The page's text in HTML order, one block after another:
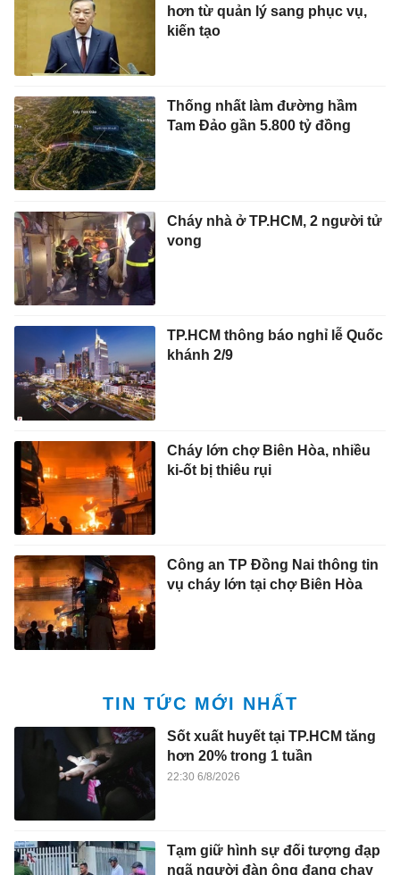
hơn từ quản lý sang phục vụ,
kiến tạo
Thống nhất làm đường hầm
Tam Đảo gần 5.800 tỷ đồng
Cháy nhà ở TP.HCM, 2 người tử
vong
TP.HCM thông báo nghỉ lễ Quốc
khánh 2/9
Cháy lớn chợ Biên Hòa, nhiều
ki-ốt bị thiêu rụi
Công an TP Đồng Nai thông tin
vụ cháy lớn tại chợ Biên Hòa
TIN TỨC MỚI NHẤT
Sốt xuất huyết tại TP.HCM tăng
hơn 20% trong 1 tuần
22:30 6/8/2026
Tạm giữ hình sự đối tượng đạp
ngã người đàn ông đang chạy